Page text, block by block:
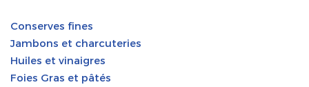
Conserves fines
Jambons et charcuteries
Huiles et vinaigres
Foies Gras et pâtés